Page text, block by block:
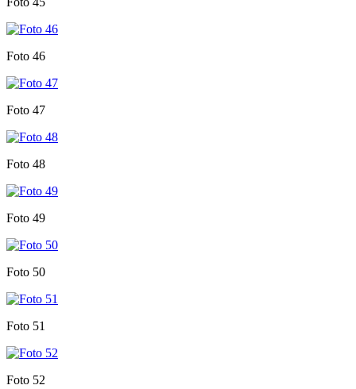
Foto 46
Foto 47
Foto 48
Foto 49
Foto 50
Foto 51
Foto 52